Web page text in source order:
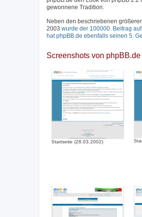
gewonnene Tradition.
Neben den beschriebenen
2003 wurde der 100000. Beitrag
hat phpBB.de ebenfalls seinen 5.
Screenshots von
Startseite (28.03.2002)